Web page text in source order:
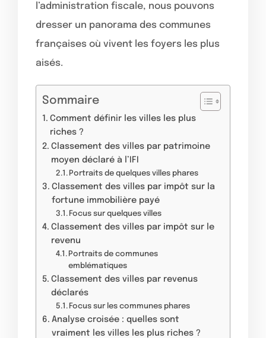
l’administration fiscale, nous pouvons
dresser un panorama des communes
françaises où vivent les foyers les plus
aisés.
Sommaire
Comment définir les villes les plus
riches ?
Classement des villes par patrimoine
moyen déclaré à l’IFI
Portraits de quelques villes phares
Classement des villes par impôt sur la
fortune immobilière payé
Focus sur quelques villes
Classement des villes par impôt sur le
revenu
Portraits de communes
emblématiques
Classement des villes par revenus
déclarés
Focus sur les communes phares
Analyse croisée : quelles sont
vraiment les villes les plus riches ?